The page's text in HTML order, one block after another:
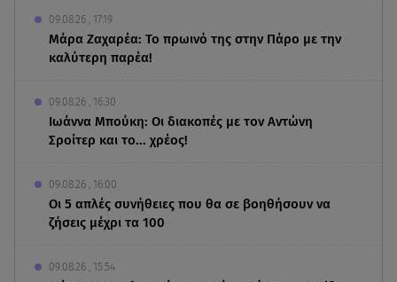
09.08.26 , 17:19
Μάρα Ζαχαρέα: Το πρωινό της στην Πάρο με την
καλύτερη παρέα!
09.08.26 , 16:30
Ιωάννα Μπούκη: Οι διακοπές με τον Αντώνη
Σροίτερ και το... χρέος!
09.08.26 , 16:00
Οι 5 απλές συνήθειες που θα σε βοηθήσουν να
ζήσεις μέχρι τα 100
09.08.26 , 15:54